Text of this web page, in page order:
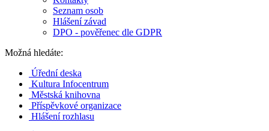
Seznam osob
Hlášení závad
DPO - pověřenec dle GDPR
Možná hledáte:
Úřední deska
Kultura Infocentrum
Městská knihovna
Příspěvkové organizace
Hlášení rozhlasu